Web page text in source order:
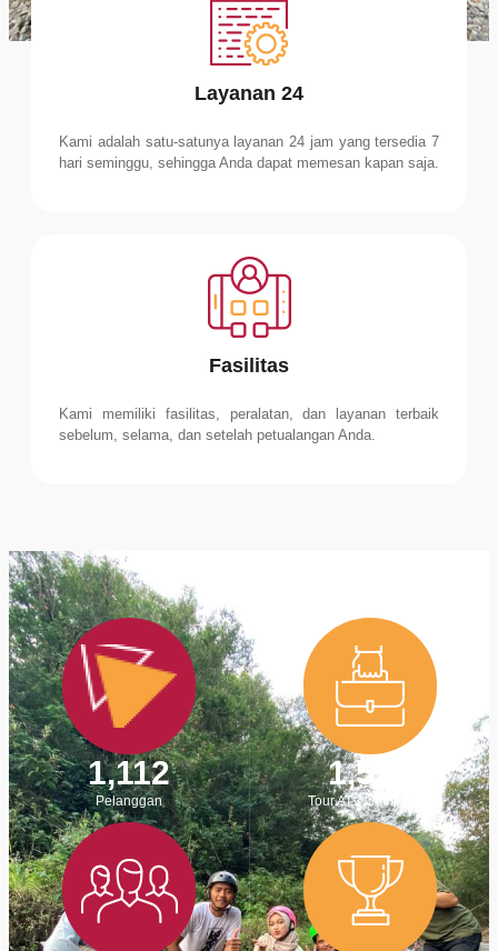
Layanan 24
Kami adalah satu-satunya layanan 24 jam yang tersedia 7
hari seminggu, sehingga Anda dapat memesan kapan saja.
Fasilitas
Kami memiliki fasilitas, peralatan, dan layanan terbaik
sebelum, selama, dan setelah petualangan Anda.
Pelanggan
1,112
Tour ATV Completed
1,550